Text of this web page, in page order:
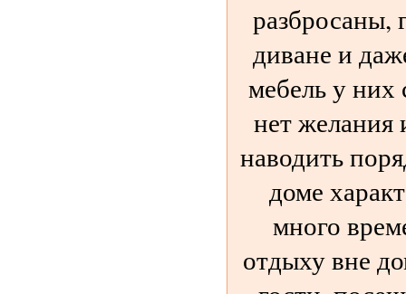
разбросаны,
диване и
мебель у них
нет желания
наводить
доме
много
отдыху вне